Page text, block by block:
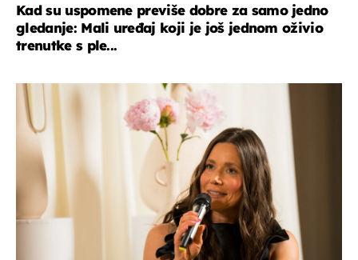
Kad su uspomene previše dobre za samo jedno
gledanje: Mali uređaj koji je još jednom oživio
trenutke s ple...
moda & ljepota